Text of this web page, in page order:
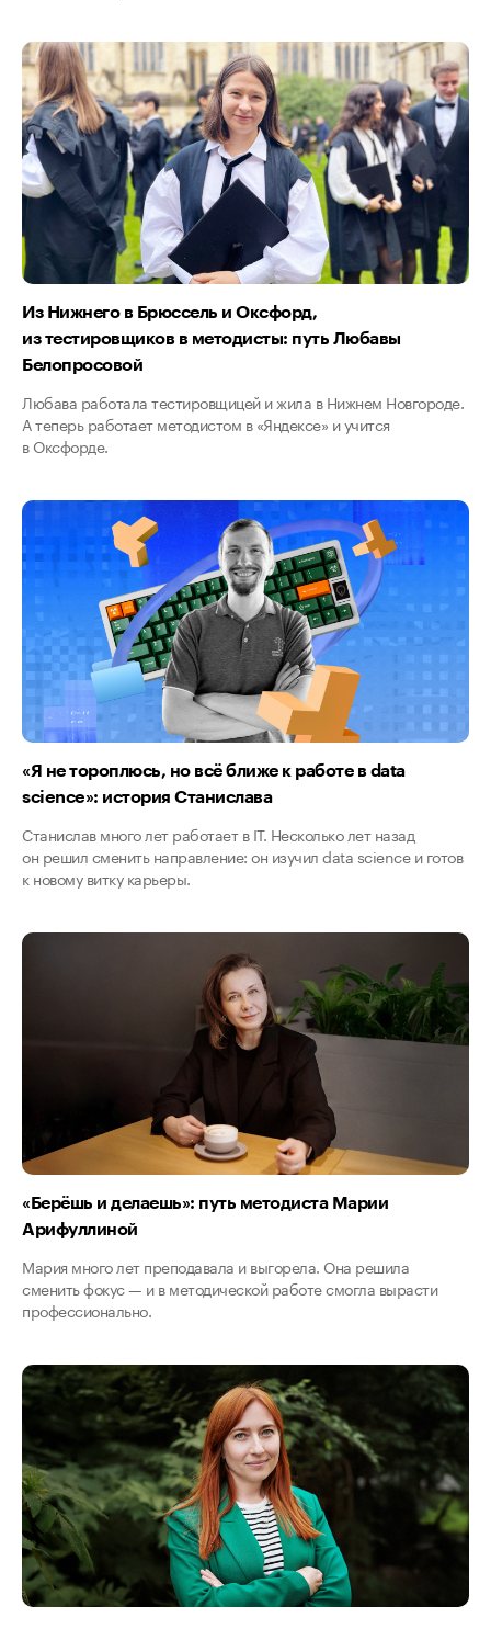
Из Нижнего в Брюссель и Оксфорд,
из тестировщиков в методисты: путь Любавы
Белопросовой
Любава работала тестировщицей и жила в Нижнем Новгороде.
А теперь работает методистом в «Яндексе» и учится
в Оксфорде.
«Я не тороплюсь, но всё ближе к работе в data
science»: история Станислава
Станислав много лет работает в IT. Несколько лет назад
он решил сменить направление: он изучил data science и готов
к новому витку карьеры.
«Берёшь и делаешь»: путь методиста Марии
Арифуллиной
Мария много лет преподавала и выгорела. Она решила
сменить фокус — и в методической работе смогла вырасти
профессионально.